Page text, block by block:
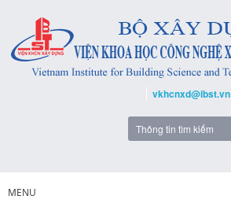
vkhcnxd@ibst.vn
MENU